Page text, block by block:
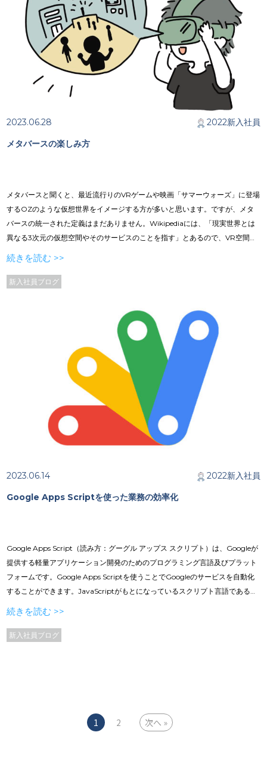
2023.06.28
2022新入社員
メタバースの楽しみ方
メタバースと聞くと、最近流行りのVRゲームや映画「サマーウォーズ」に登場
するOZのような仮想世界をイメージする方が多いと思います。ですが、メタ
バースの統一された定義はまだありません。Wikipediaには、「現実世界とは
異なる3次元の仮想空間やそのサービスのことを指す」とあるので、VR空間に
留まらず「あつまれ どうぶつの森」（任天堂が発売しているゲーム作品）や
などの広く普及したゲームも、解釈によってはメタバース（仮想空間）という
バースを始めるために ／さまざまなVRメタバース ／まとめ
続きを読む >>
新入社員ブログ
2023.06.14
2022新入社員
Google Apps Scriptを使った業務の効率化
Google Apps Script（読み方：グーグル アップス スクリプト）は、Googleが
提供する軽量アプリケーション開発のためのプログラミング言語及びプラット
フォームです。Google Apps Scriptを使うことでGoogleのサービスを自動化
することができます。JavaScriptがもとになっているスクリプト言語であるた
め、汎用性が高く比較的簡単です。また、開発環境はWebブラウザだけでよ
ミング初心者でも始めやすい言語です。 GAS（読み方：ガス）という略称で呼
続きを読む >>
新入社員ブログ
1 2 次へ